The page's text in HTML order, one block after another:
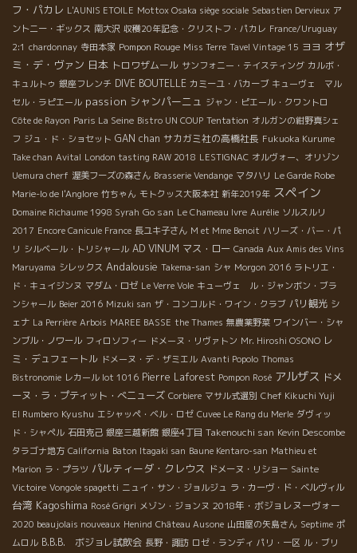
フ・パカレ L'AUNIS ETOILE Mottox Osaka siège sociale Sebastien Dervieux ア
ントニー・ギックス 南大沢 収穫20年記念・クリストフ・パカレ France/Uruguay
2:1 chardonnay 寺田本家 Pompon Rouge Miss Terre Tavel Vintage 15 ヨヨ オザ
ミ・デ・ヴァン 日本 トロワザムール サンフォニー・テイスティング カルボ・
キュルトゥ 銀座フレンチ DIVE BOUTELLE カミーユ・バカーブ キューヴェ マル
セル・ラピエール passion シャンパーニュ ジャン・ピエール・クワントロ
Côte de Rayon Paris La Seine Bistro UN COUP Tentation オルガンの紺野真シェ
フ ジュ・ド・ショセット GAN chan サカガミ社の高橋社長 Fukuoka Kurume
Take chan Avital London tasting RAW 2018 LESTIGNAC オルヴォー、オリゾン
Uemura cherf 渥美フーズの森さん Brasserie Vendange マタハリ Le Garde Robe
Marie-lo de l'Anglore 竹ちゃん モトクッス大阪本社 新年2019年 スペイン
Domaine Richaume 1998 Syrah Go san Le Chameau Ivre Aurélie ソルスルリ
2017 Encore Canicule France 長ユキ子さん M et Mme Benoit ハリーズ・バー・パ
リ シルベール・トリシャール AD VINUM マス・ロー Canada Aux Amis des Vins
Maruyama シレックス Andalousie Takema-san シャ Morgon 2016 ラトリエ・
ド・キュイジンヌ マダム・ロゼ Le Verre Vole キューヴェ ル・ジャンボン・ブラ
ンシャール Beier 2016 Mizuki san ザ・コンコルド・ワイン・クラブ パリ観光 シ
ェナ La Perrière Arbois MAREE BASSE the Thames 無農薬野菜 ワインバー・シャ
ンブル・ノワール フィロソフィー ドメーヌ・リヴァトン Mr. Hiroshi OSONO レ
ミ・デュフェートル ドメーヌ・デ・ザミエル Avanti Popolo Thomas
Bistronomie レカール lot 1016 Pierre Laforest Pompon Rosé アルザス ドメ
ーヌ・ラ・プティット・べニューズ Corbiere マサル式選別 Chef Kikuchi Yuji
El Rumbero Kyushu エシャッペ・ベル・ロゼ Cuvee Le Rang du Merle ダヴィッ
ド・シャペル 石田克己 銀座三越新館 銀座4丁目 Takenouchi san Kevin Descombe
タラゴナ地方 California Baton Itagaki san Baune Kentaro-san Mathieu et
Marion ラ・プラツ パルティーダ・クレウス ドメーヌ・リショー Sainte
Victoire Vongole spagetti ニュイ・サン・ジョルジュ ラ・カーヴ・ド・ベルヴィル
台湾 Kagoshima Rosé Grigri メゾン・ジョンヌ 2018年・ボジョレヌーヴォー
2020 beaujolais nouveaux Henind Château Ausone 山田屋の矢島さん Septime ポ
ムロル B.B.B. ボジョレ試飲会 長野・諏訪 ロゼ・ランディ パリ・一区 ル・ブリ